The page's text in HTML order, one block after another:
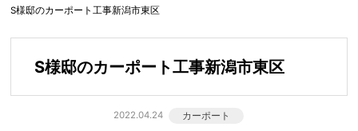
S様邸のカーポート工事新潟市東区
S様邸のカーポート工事新潟市東区
2022.04.24 カーポート